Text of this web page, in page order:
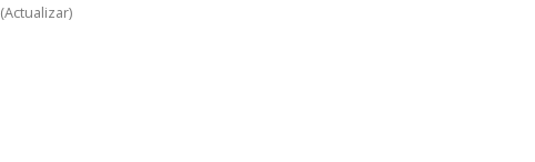
(Actualizar)